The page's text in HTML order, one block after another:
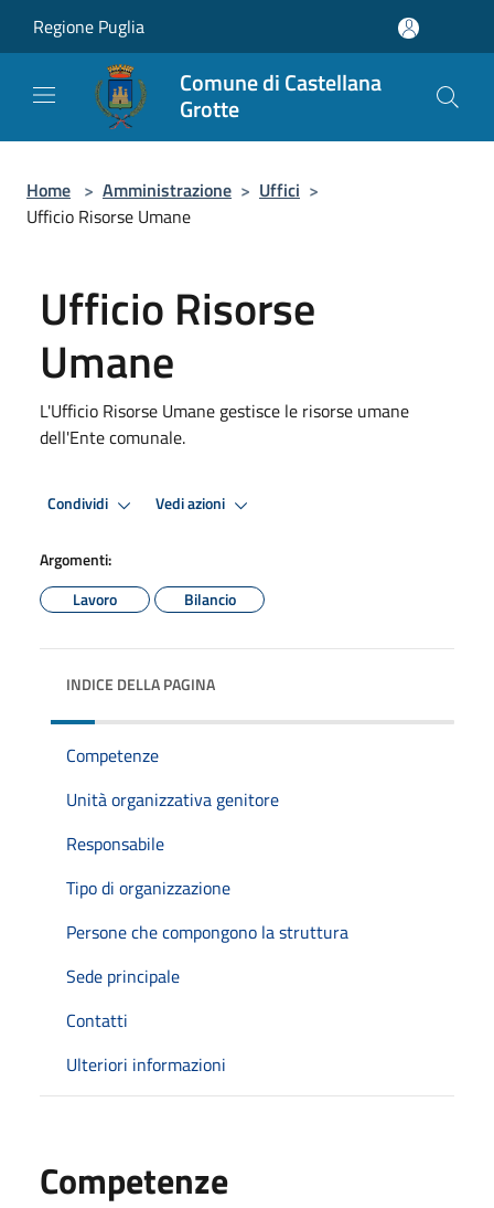
Regione Puglia
Comune di Castellana
Grotte
Home > Amministrazione > Uffici >
Ufficio Risorse Umane
Ufficio Risorse
Umane
L'Ufficio Risorse Umane gestisce le risorse umane
dell'Ente comunale.
Condividi Vedi azioni
Argomenti:
Lavoro
Bilancio
INDICE DELLA PAGINA
Competenze
Unità organizzativa genitore
Responsabile
Tipo di organizzazione
Persone che compongono la struttura
Sede principale
Contatti
Ulteriori informazioni
Competenze